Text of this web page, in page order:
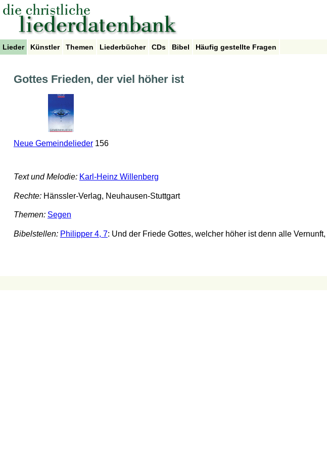
Lieder Künstler Themen Liederbücher CDs Bibel Häufig gestellte Fragen
Gottes Frieden, der viel höher ist
Neue Gemeindelieder156
Text und Melodie: Karl-Heinz Willenberg
Rechte:Hänssler-Verlag, Neuhausen-Stuttgart
Themen: Segen
Bibelstellen: Philipper 4, 7: Und der Friede Gottes, welcher höher ist denn alle